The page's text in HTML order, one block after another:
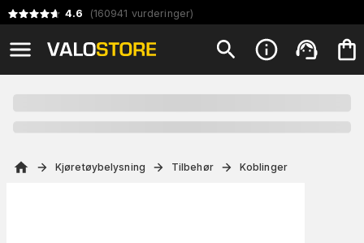
4.6 (160941 vurderinger)
Kjøretøybelysning Tilbehør Koblinger